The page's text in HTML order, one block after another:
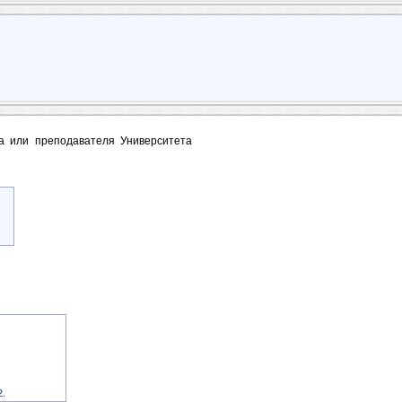
или преподавателя Университета